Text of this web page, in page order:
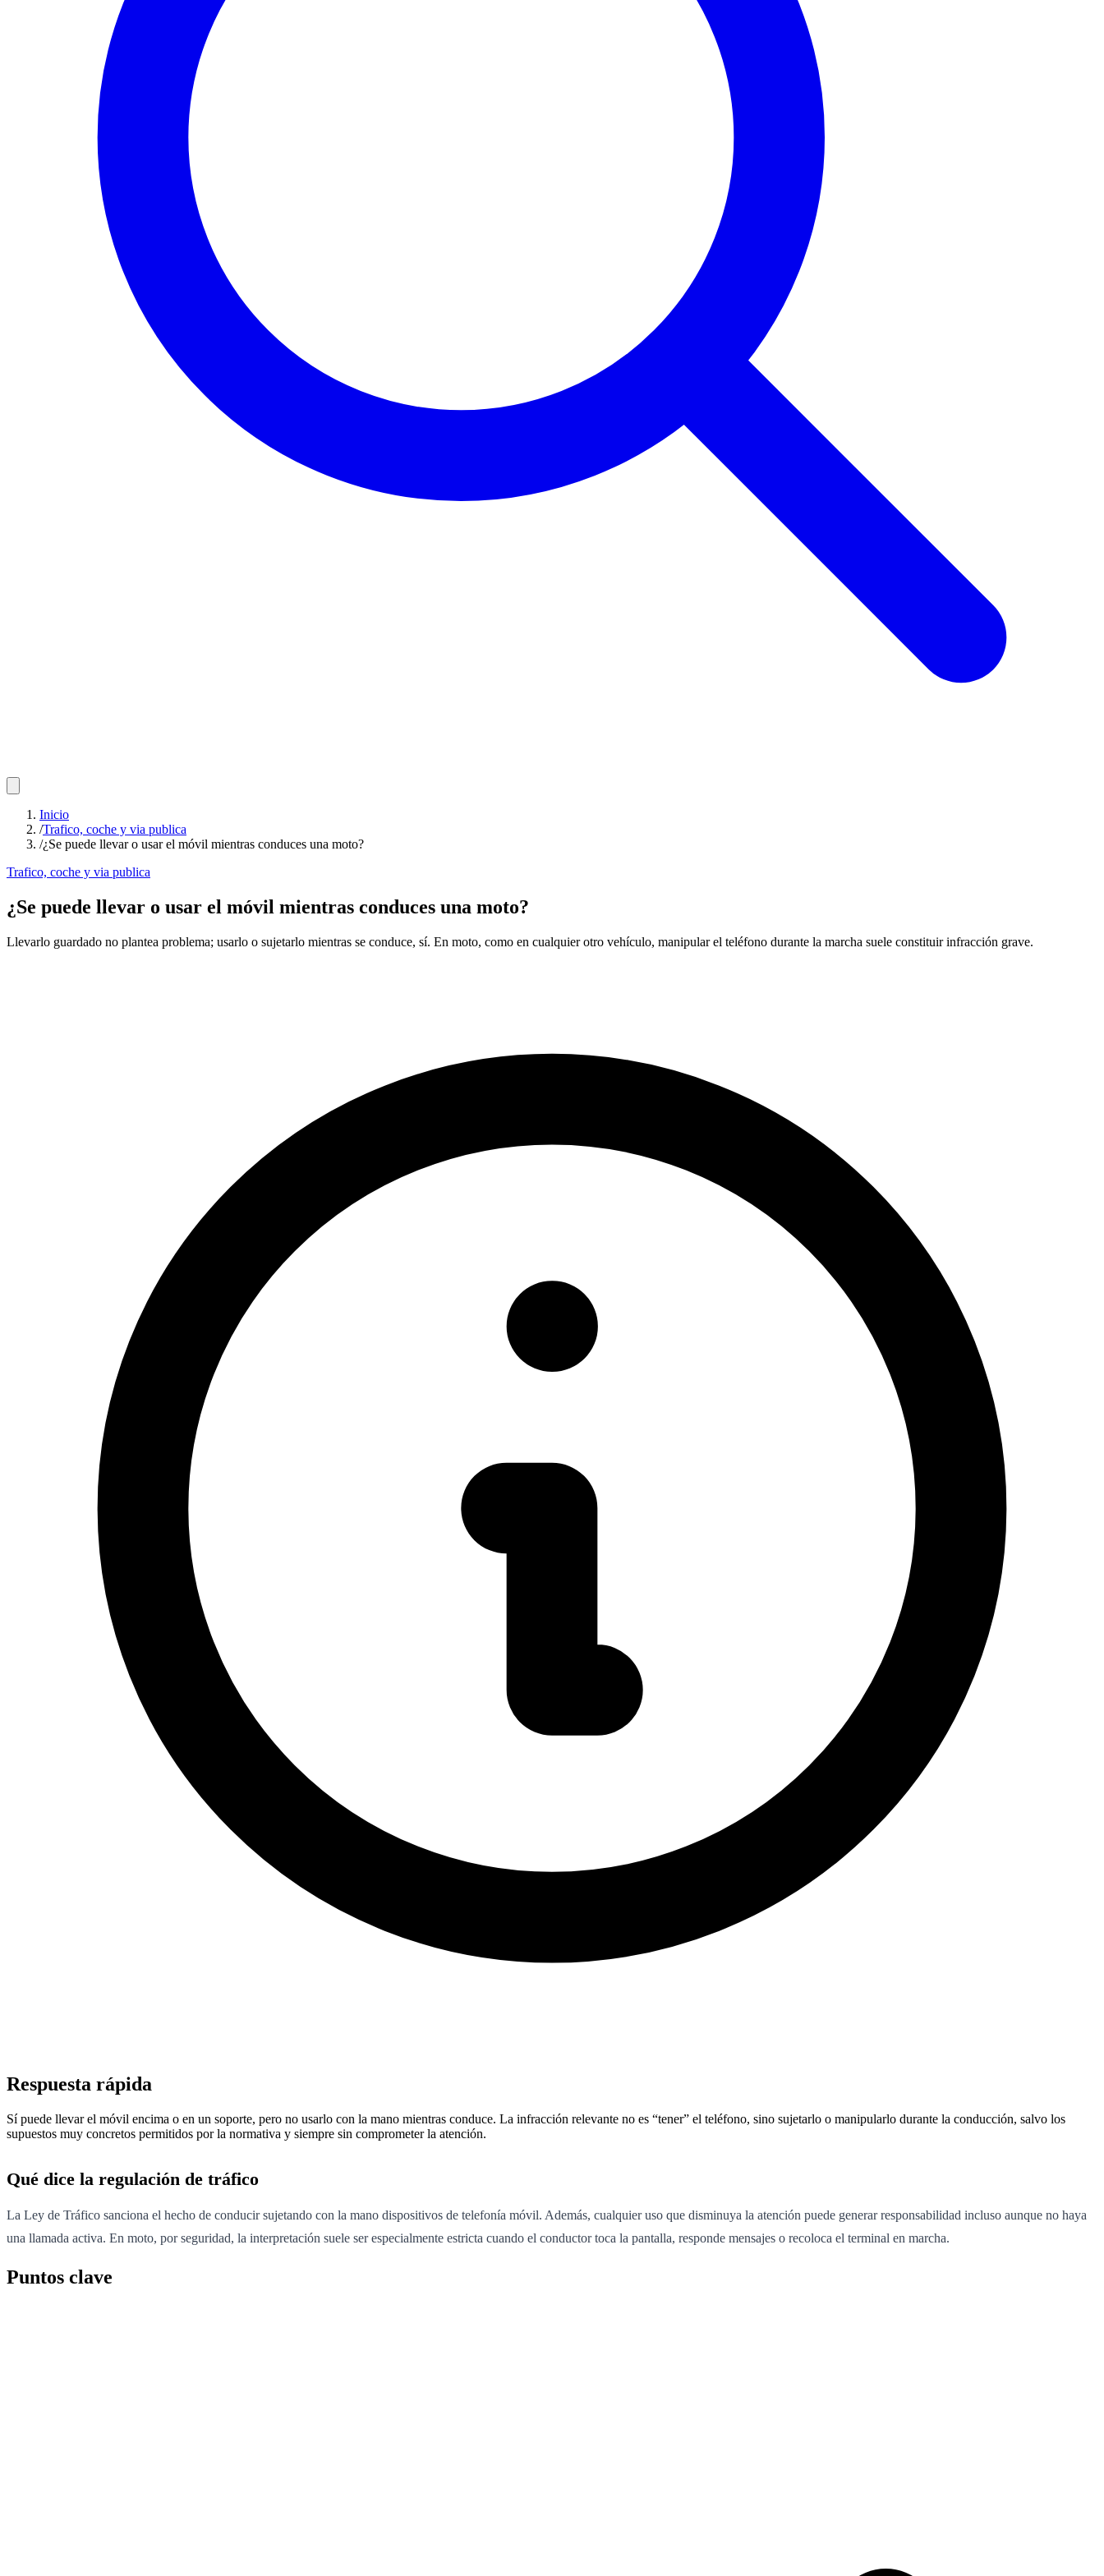
Inicio
/Trafico, coche y via publica
/¿Se puede llevar o usar el móvil mientras conduces una moto?
Trafico, coche y via publica
¿Se puede llevar o usar el móvil mientras conduces una moto?
Llevarlo guardado no plantea problema; usarlo o sujetarlo mientras se conduce, sí. En moto, como en cualquier otro vehículo, manipular el teléfono durante la marcha suele constituir infracción grave.
Respuesta rápida
Sí puede llevar el móvil encima o en un soporte, pero no usarlo con la mano mientras conduce. La infracción relevante no es “tener” el teléfono, sino sujetarlo o manipularlo durante la conducción, salvo los
supuestos muy concretos permitidos por la normativa y siempre sin comprometer la atención.
Qué dice la regulación de tráfico
La Ley de Tráfico sanciona el hecho de conducir sujetando con la mano dispositivos de telefonía móvil. Además, cualquier uso que disminuya la atención puede generar responsabilidad incluso aunque no haya
una llamada activa. En moto, por seguridad, la interpretación suele ser especialmente estricta cuando el conductor toca la pantalla, responde mensajes o recoloca el terminal en marcha.
Puntos clave